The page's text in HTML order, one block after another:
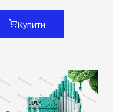
Купити